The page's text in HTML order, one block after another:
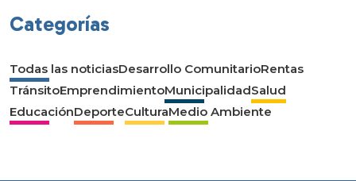
Categorías
Todas las noticiasDesarrollo ComunitarioRentas
TránsitoEmprendimientoMunicipalidadSalud
EducaciónDeporteCulturaMedio Ambiente